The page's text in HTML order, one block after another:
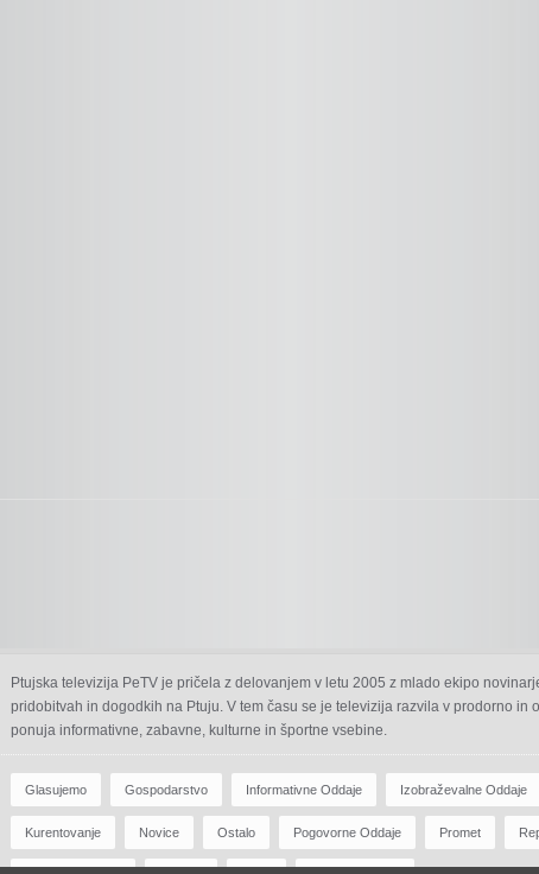
Ptujska televizija PeTV je pričela z delovanjem v letu 2005 z mlado ekipo
pridobitvah in dogodkih na Ptuju. V tem času se je televizija razvila v prodorno
ponuja informativne, zabavne, kulturne in športne vsebine.
Glasujemo Gospodarstvo Informativne Oddaje Izobraževalne Oddaje
Kurentovanje Novice Ostalo Pogovorne Oddaje Promet